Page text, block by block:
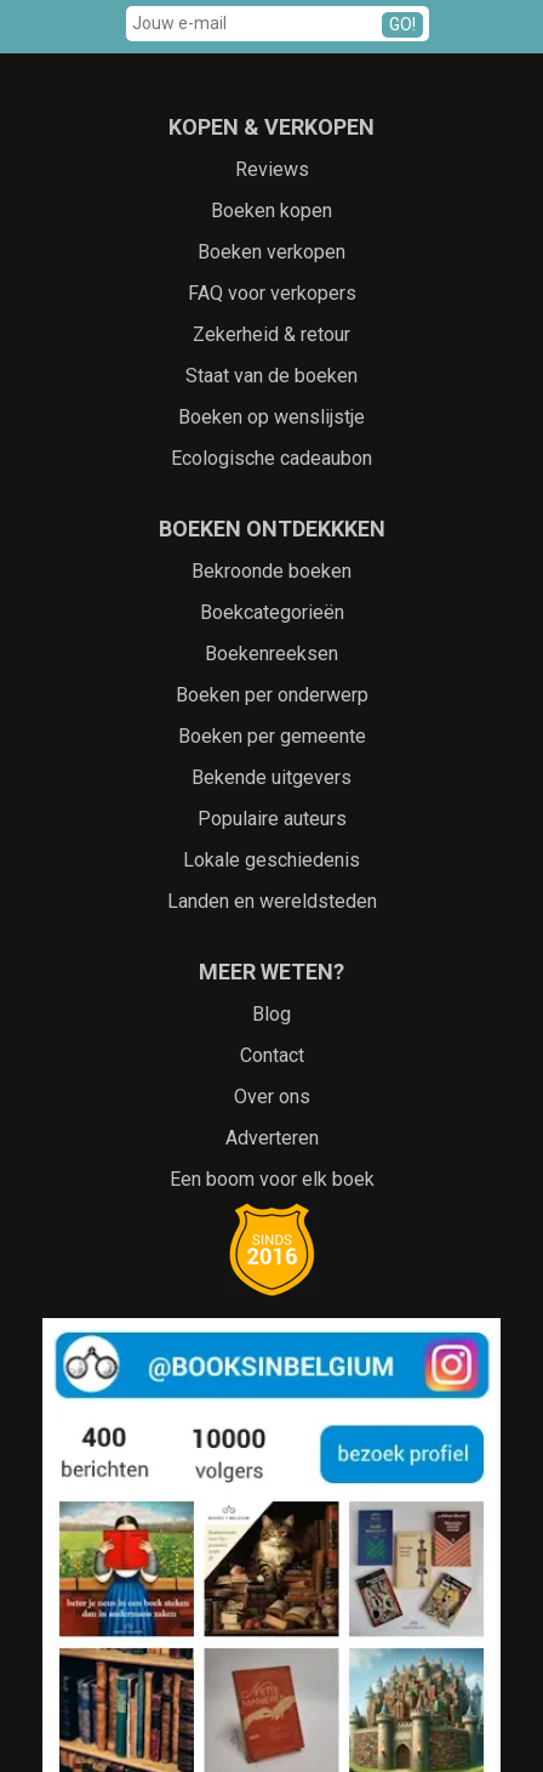
GO!
KOPEN & VERKOPEN
Reviews
Boeken kopen
Boeken verkopen
FAQ voor verkopers
Zekerheid & retour
Staat van de boeken
Boeken op wenslijstje
Ecologische cadeaubon
BOEKEN ONTDEKKKEN
Bekroonde boeken
Boekcategorieën
Boekenreeksen
Boeken per onderwerp
Boeken per gemeente
Bekende uitgevers
Populaire auteurs
Lokale geschiedenis
Landen en wereldsteden
MEER WETEN?
Blog
Contact
Over ons
Adverteren
Een boom voor elk boek